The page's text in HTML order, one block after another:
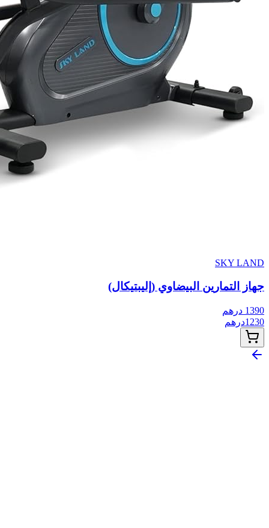
SKY LAND
جهاز التمارين البيضاوي (إليبتيكال)
1390 درهم
1230درهم